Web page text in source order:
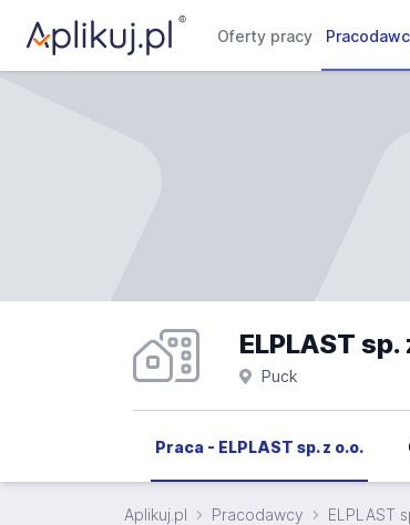
Oferty pracy
ELPLAST
Puck
Praca - ELPLAST sp. z o.o.
Aplikuj.pl Pracodawcy ELPLAST